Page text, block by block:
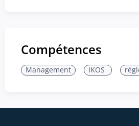
Compétences
Management IKOS